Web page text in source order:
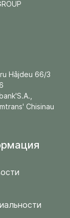
Hâjdeu 66/3
Chisinau